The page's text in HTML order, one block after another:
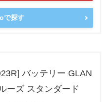
で探す
バッテリー GLAN
ーズ スタンダード